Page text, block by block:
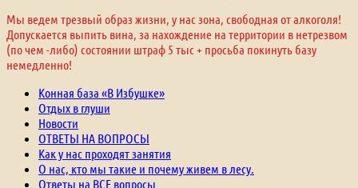
Мы ведем трезвый образ жизни, у нас зона, свободная от алкоголя!
Допускается выпить вина, за нахождение на территории в нетрезвом
(по чем -либо) состоянии штраф 5 тыс + просьба покинуть базу
немедленно!
Конная база «В Избушке»
Отдых в глуши
Новости
ОТВЕТЫ НА ВОПРОСЫ
Как у нас проходят занятия
О нас, кто мы такие и почему живем в лесу.
Ответы на ВСЕ вопросы